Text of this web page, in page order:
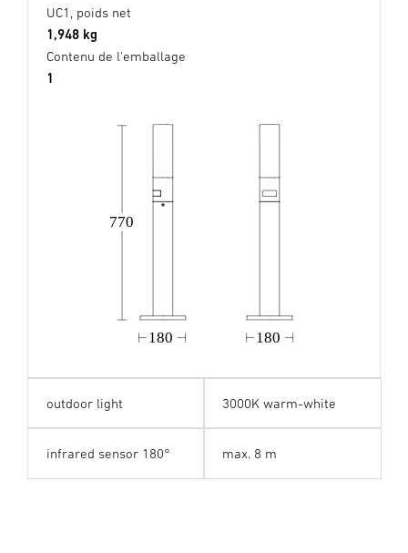
UC1, poids net
1,948 kg
Contenu de l'emballage
1
180 180
770
outdoor light 3000K warm-white
infrared sensor 180° max. 8 m